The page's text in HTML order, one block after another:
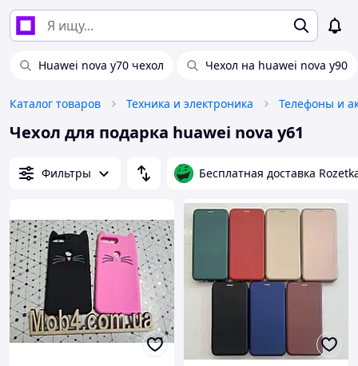
Huawei nova y70 чехол Чехол на huawei nova y90
Каталог товаров Техника и электроника Телефоны и
Чехол для подарка huawei nova y61
Фильтры Бесплатная доставка